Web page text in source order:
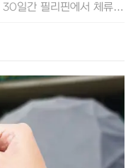
일간 필리핀에서 체류할